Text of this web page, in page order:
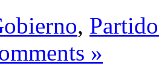
,
»